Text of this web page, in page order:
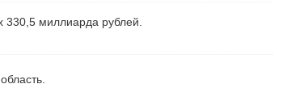
330,5 миллиарда рублей.